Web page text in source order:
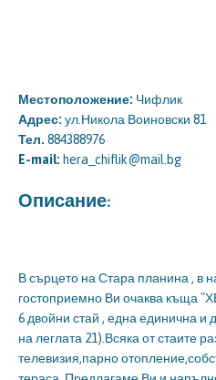
Местоположение: Чифлик
Адрес: ул.Никола Воиновски 81
Тел. 884388976
E-mail: hera_chiflik@mail.bg
Описание:
В сърцето на Стара планина , в
гостоприемно Ви очаква къща
6 двойни стай , една единична
на леглата 21).Всяка от стаите
телевизия,парно